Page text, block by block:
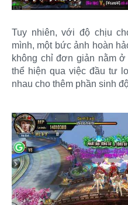
Tuy nhiên, với độ chịu
mình, một bức ảnh hoàn
không chỉ đơn giản nằm
thể hiện qua việc đầu tư
nhau cho thêm phần sinh